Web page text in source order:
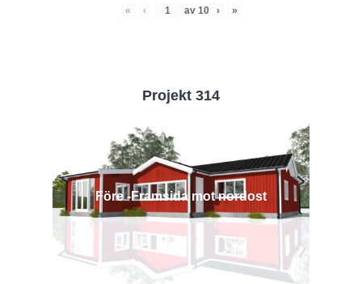
« ‹ av 10 › »
Projekt 314
Före -Framsida mot nordost